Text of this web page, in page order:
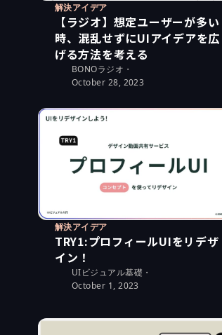
解決アイデア
【ラジオ】想定ユーザーが多い
時、混乱せずにUIアイデアを広
げる方法を考える
BONOラジオ ・
October 28, 2023
解決アイデア
TRY1:プロフィールUIをリデザ
イン！
UIビジュアル基礎 ・
October 1, 2023